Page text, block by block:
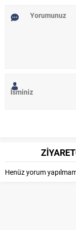
Henüz yorum